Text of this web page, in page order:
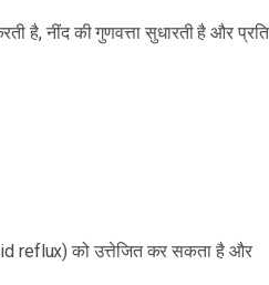
है, नींद की गुणवत्ता सुधारती है और
reflux) को उत्तेजित कर सकता है और